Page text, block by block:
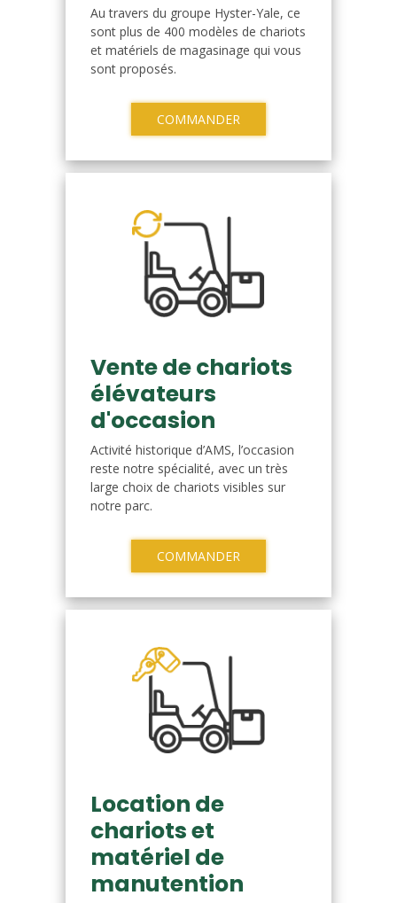
Au travers du groupe Hyster-Yale, ce
sont plus de 400 modèles de chariots
et matériels de magasinage qui vous
sont proposés.
COMMANDER
Vente de chariots
élévateurs
d'occasion
Activité historique d’AMS, l’occasion
reste notre spécialité, avec un très
large choix de chariots visibles sur
notre parc.
COMMANDER
Location de
chariots et
matériel de
manutention